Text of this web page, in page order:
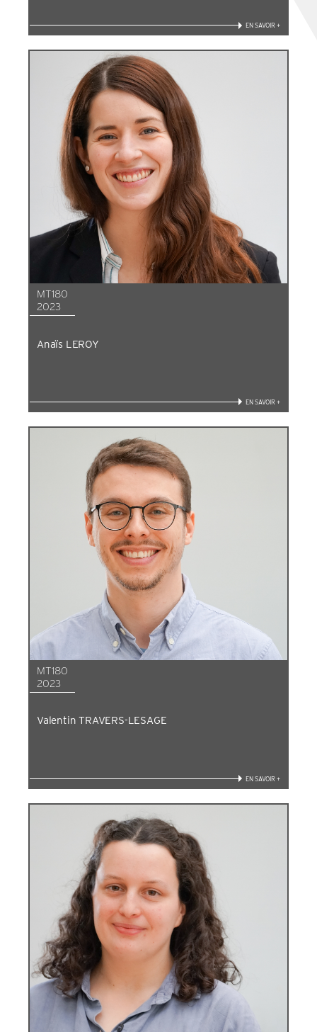
EN SAVOIR +
MT180
2023
Anaïs LEROY
EN SAVOIR +
MT180
2023
Valentin TRAVERS-LESAGE
EN SAVOIR +